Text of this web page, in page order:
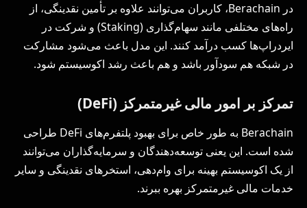
در Berachain، کاربران می‌توانند علاوه بر تأمین نقدینگی، از
راه‌های مختلفی مانند سهام‌گذاری (Staking) و شرکت در
ایردراپ‌ها کسب درآمد کنند. این مدل باعث می‌شود مشارکت
در شبکه هم سودآور باشد و هم باعث رشد اکوسیستم شود.
تمرکز بر امور مالی غیرمتمرکز (DeFi)
Berachain به طور خاص برای بهبود پلتفرم‌های DeFi طراحی
شده است. این یعنی توسعه‌دهندگان و سرمایه‌گذاران می‌توانند
از یک اکوسیستم بهینه برای وام‌دهی، استخرهای نقدینگی و سایر
خدمات مالی غیرمتمرکز بهره ببرند.